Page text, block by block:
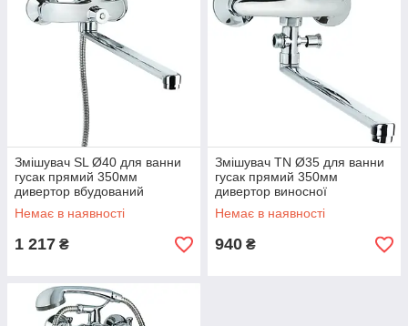
Змішувач SL Ø40 для ванни
гусак прямий 350мм
дивертор вбудований
картриджний TAU (SL-
2C243C)
Немає в наявності
1 217 ₴
Змішувач TN Ø35 для ванни
гусак прямий 350мм
дивертор виносної
картріджний TAU (TN-
3C242C)
Немає в наявності
940 ₴